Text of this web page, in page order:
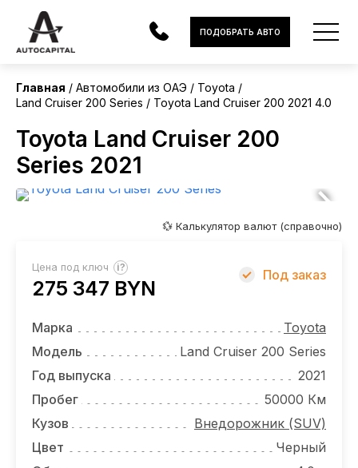
АВТОМОБИЛИ
ЭЛЕКТРОМОБИЛИ
В НАЛИЧИИ
ЛИЗИНГ
НОВОСТИ
ОТЗЫВЫ
ВАКАНСИИ
О КОМПАНИИ
ПОДОБРАТЬ АВТО
Главная Автомобили из ОАЭ
Toyota
Land Cruiser 200 Series
Toyota Land Cruiser 200 2021 4.0
Toyota Land Cruiser 200
Series 2021
💱 Калькулятор валют (справочно)
Цена под ключ ?
275 347 BYN
Под заказ
Марка
Toyota
Модель
Land Cruiser 200 Series
Год выпуска
2021
Пробег
50000 Км
Кузов
Внедорожник (SUV)
Цвет
Черный